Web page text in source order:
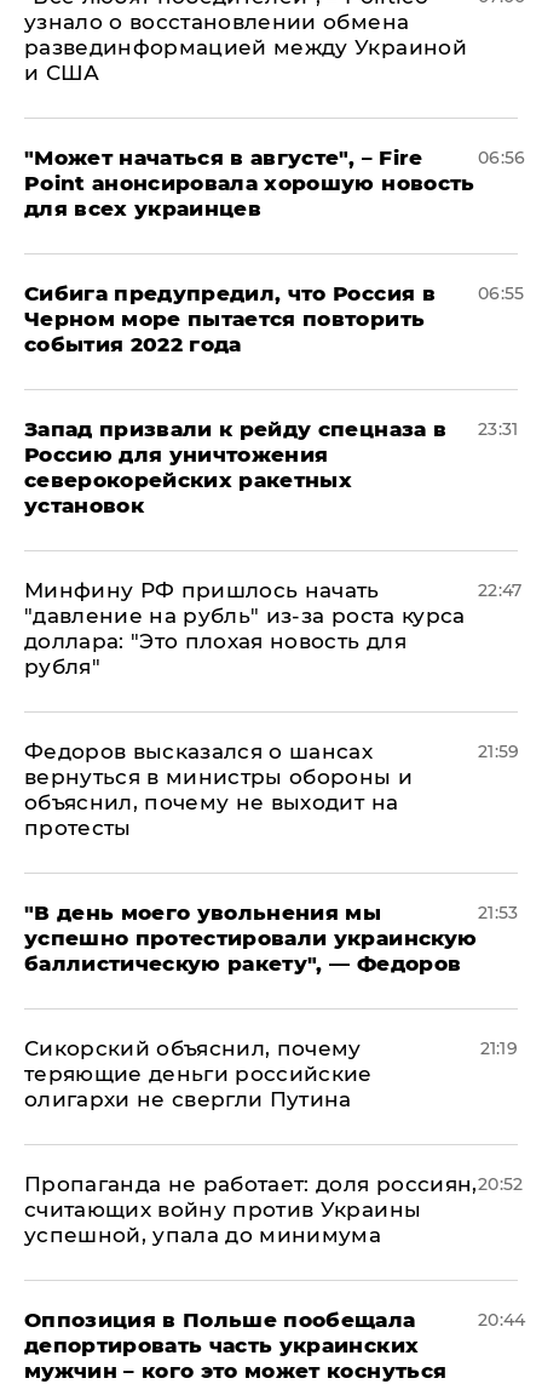
узнало о восстановлении обмена
развединформацией между Украиной
и США
"Может начаться в августе", – Fire
Point анонсировала хорошую новость
для всех украинцев
06:56
Сибига предупредил, что Россия в
Черном море пытается повторить
события 2022 года
06:55
Запад призвали к рейду спецназа в
Россию для уничтожения
северокорейских ракетных
установок
23:31
Минфину РФ пришлось начать
"давление на рубль" из-за роста курса
доллара: "Это плохая новость для
рубля"
22:47
Федоров высказался о шансах
вернуться в министры обороны и
объяснил, почему не выходит на
протесты
21:59
​"В день моего увольнения мы
успешно протестировали украинскую
баллистическую ракету", — Федоров
21:53
Сикорский объяснил, почему
теряющие деньги российские
олигархи не свергли Путина
21:19
​Пропаганда не работает: доля россиян,
считающих войну против Украины
успешной, упала до минимума
20:52
Оппозиция в Польше пообещала
депортировать часть украинских
мужчин – кого это может коснуться
20:44